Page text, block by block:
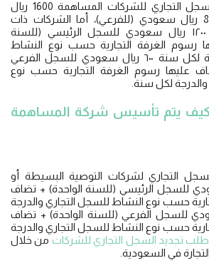
وتكون تكلفة تجديد السجل التجاري للشركات المساهمة 1600 ريال
سعودي (الرئيسي) 800 ريال سعودي (للفرعي)، أما الشركات ذات
المسؤولية المحدودة: ١٢٠٠ ريال سعودي للسجل الرئيسي (للسنة
رسوم الغرفة التجارية حسب نوع النشاط
للسجل التجاري والدرجة لكل سنة ٦٠٠ ريال سعودي للسجل الفرعي
عليها رسوم الغرفة التجارية حسب نوع
لكل سنة.
يتم تأسيس شركة المساهمة
التجاري لشركات التوصية البسيطة أو
ريال سعودي للسجل الرئيسي (للسنة الواحدة) + تضاف
حسب نوع النشاط للسجل التجاري والدرجة
ريال سعودي للسجل الفرعي (للسنة الواحدة) + تضاف
حسب نوع النشاط للسجل التجاري والدرجة
طلب تجديد السجل التجاري للشركات من خلال
في السعودية.